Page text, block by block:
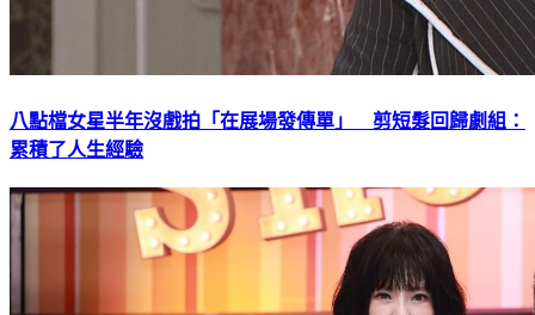
八點檔女星半年沒戲拍「在展場發傳單」 剪短髮回歸劇組：
累積了人生經驗